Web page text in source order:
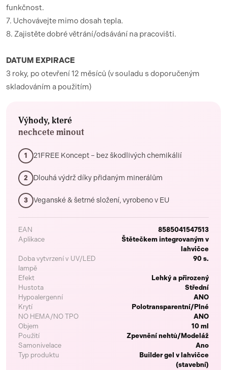
funkčnost.
7. Uchovávejte mimo dosah tepla.
8. Zajistěte dobré větrání/odsávání na pracovišti.
DATUM EXPIRACE
3 roky, po otevření 12 měsíců (v souladu s doporučeným
skladováním a použitím)
Výhody, které
nechcete minout
1 21FREE Koncept – bez škodlivých chemikálií
2 Dlouhá výdrž díky přidaným minerálům
3 Veganské & šetrné složení, vyrobeno v EU
EAN
8585041547513
Aplikace
Štětečkem integrovaným v
lahvičce
Doba vytvrzení v UV/LED
lampě
90 s.
Efekt
Lehký a přirozený
Hustota
Střední
Hypoalergenní
ANO
Krytí
Polotransparentní/Plné
NO HEMA/NO TPO
ANO
Objem
10 ml
Použití
Zpevnění nehtů/Modeláž
Samonivelace
Ano
Typ produktu
Builder gel v lahvičce
(stavební)